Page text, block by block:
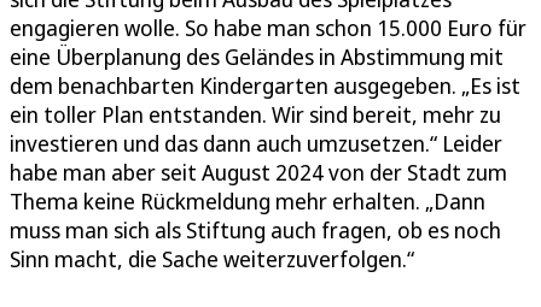
engagieren wolle. So habe man schon 15.000 Euro für
eine Überplanung des Geländes in Abstimmung mit
dem benachbarten Kindergarten ausgegeben. „Es ist
ein toller Plan entstanden. Wir sind bereit, mehr zu
investieren und das dann auch umzusetzen.“ Leider
habe man aber seit August 2024 von der Stadt zum
Thema keine Rückmeldung mehr erhalten. „Dann
muss man sich als Stiftung auch fragen, ob es noch
Sinn macht, die Sache weiterzuverfolgen.“